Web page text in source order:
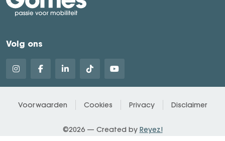
Volg ons
Voorwaarden Cookies Privacy Disclaimer
©2026 — Created by Reyez!